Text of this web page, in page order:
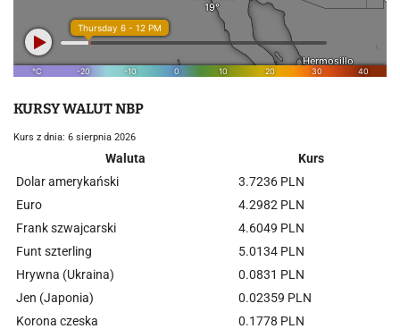
KURSY WALUT NBP
Kurs z dnia: 6 sierpnia 2026
Waluta
Kurs
Dolar amerykański
3.7236 PLN
Euro
4.2982 PLN
Frank szwajcarski
4.6049 PLN
Funt szterling
5.0134 PLN
Hrywna (Ukraina)
0.0831 PLN
Jen (Japonia)
0.02359 PLN
Korona czeska
0.1778 PLN